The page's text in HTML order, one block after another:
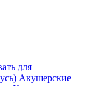
для
Акушерские